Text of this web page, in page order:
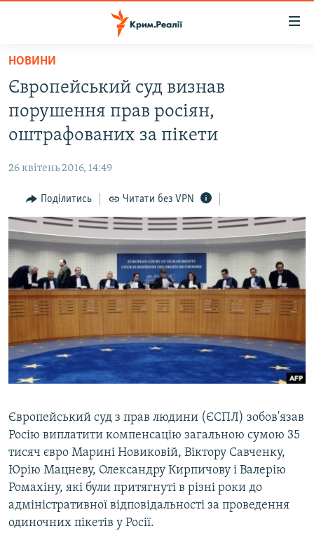
Перейти
основного
матеріалу
Перейти
до
основної
Перейти
до
пошуку
ВОДА.КРИМ
ВІДЕО ТА ФОТО
БЛОГИ
ПОГЛЯД
ІНТЕРВ'Ю
ВСЕ ЗА ДЕНЬ
СПЕЦПРОЕКТИ
ДЕПОРТАЦІЯ
СВІДЧЕННЯ ОКУПАЦІЇ
УКРАЇНСЬКА ПРОБЛЕМА КРИМУ
ЯК ОБІЙТИ БЛОКУВАННЯ
Русский
Qırımtatar
Усі сайти RFE/RL
НОВИНИ
Європейський суд визнав
порушення прав росіян,
оштрафованих за пікети
26 квітень 2016, 14:49
Поділитись Читати без VPN
Європейський суд з прав людини (ЄСПЛ) зобов'язав
Росію виплатити компенсацію загальною сумою 35
тисяч євро Марині Новиковій, Віктору Савченку,
Юрію Мацневу, Олександру Кирпичову і Валерію
Ромахіну, які були притягнуті в різні роки до
адміністративної відповідальності за проведення
одиночних пікетів у Росії.